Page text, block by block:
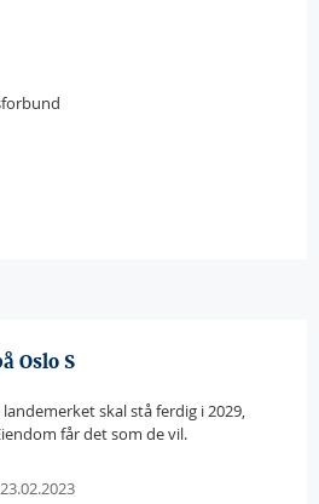
Oslo S
skal stå ferdig i 2029,
får det som de vil.
23.02.2023